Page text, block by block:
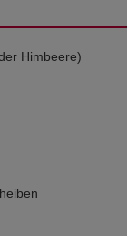
Himbeere)